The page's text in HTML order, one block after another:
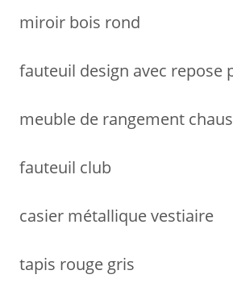
miroir bois rond
fauteuil design avec repose
meuble de rangement
fauteuil club
casier métallique vestiaire
tapis rouge gris